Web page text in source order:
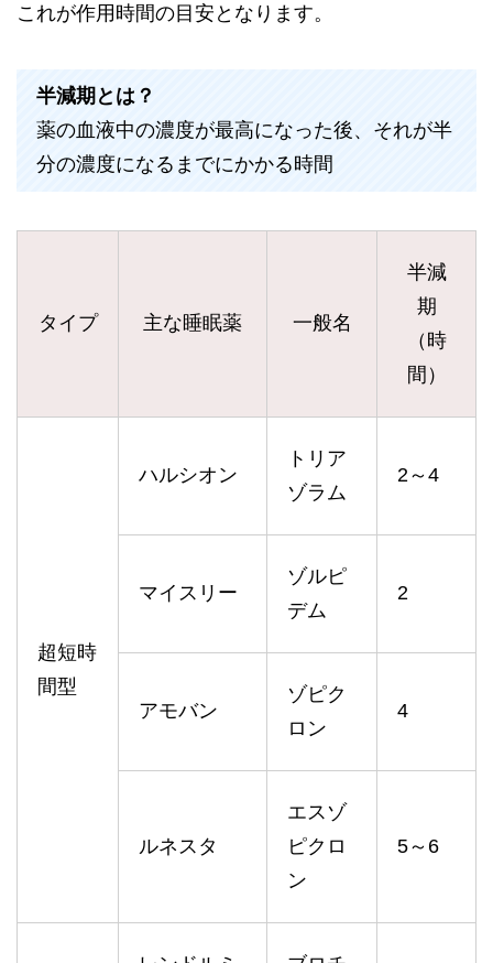
これが作用時間の目安となります。
半減期とは？
薬の血液中の濃度が最高になった後、それが半
分の濃度になるまでにかかる時間
タイプ 主な睡眠薬 一般名
半減
期
（時
間）
超短時
間型
ハルシオン
トリア
ゾラム
2～4
マイスリー
ゾルピ
デム
2
アモバン
ゾピク
ロン
4
ルネスタ
エスゾ
ピクロ
ン
5～6